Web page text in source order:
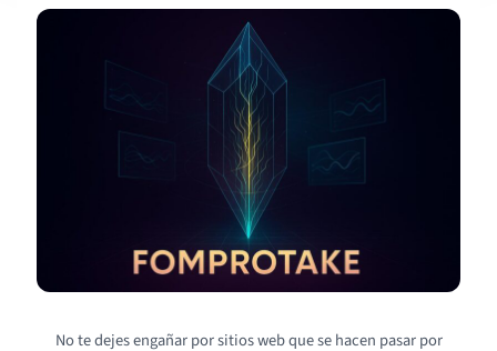
No te dejes engañar por sitios web que se hacen pasar por